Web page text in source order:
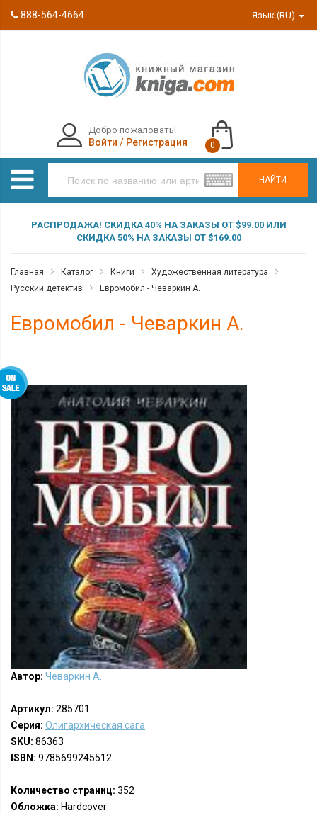
888-564-4664 Язык (RU)
НАЙТИ
Добро пожаловать!
Войти / Регистрация 0
РАСПРОДАЖА! СКИДКА 40% НА ЗАКАЗЫ ОТ $99.00 ИЛИ
СКИДКА 50% НА ЗАКАЗЫ ОТ $169.00
Главная Каталог Книги
Художественная литература
Русский детектив
Евромобил - Чеваркин А.
Евромобил - Чеваркин А.
Автор: Чеваркин А.
Артикул: 285701
Серия: Олигархическая сага
SKU: 86363
ISBN: 9785699245512
Количество страниц: 352
Обложка: Hardcover